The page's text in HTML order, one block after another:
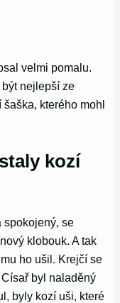
velmi pomalu.
nejlepší ze
kterého mohl
kozí
spokojený, se
klobouk. A tak
ho ušil. Krejčí se
byl naladěný
byly kozí uši, které